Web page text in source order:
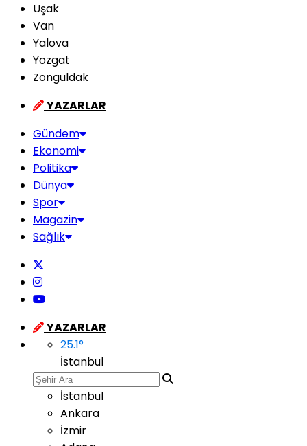
Uşak
Van
Yalova
Yozgat
Zonguldak
YAZARLAR
Gündem
Ekonomi
Politika
Dünya
Spor
Magazin
Sağlık
YAZARLAR
25.1°
İstanbul
İstanbul
Ankara
İzmir